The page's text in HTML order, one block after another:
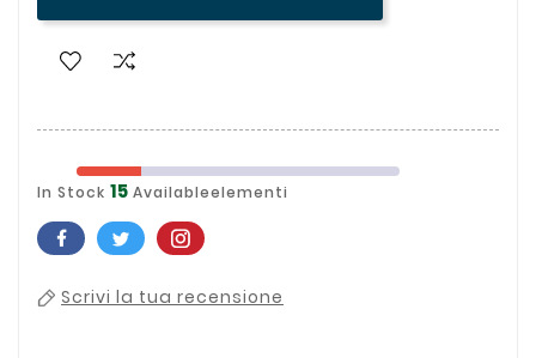
In Stock 15 Availableelementi
Scrivi la tua recensione